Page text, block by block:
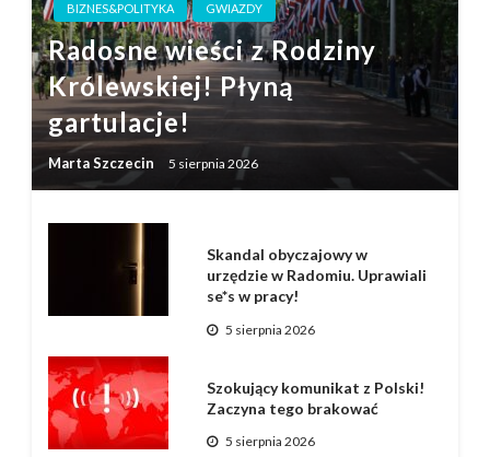
BIZNES&POLITYKA GWIAZDY
Radosne wieści z Rodziny
Królewskiej! Płyną
gartulacje!
Marta Szczecin 5 sierpnia 2026
Skandal obyczajowy w
urzędzie w Radomiu. Uprawiali
se*s w pracy!
5 sierpnia 2026
Szokujący komunikat z Polski!
Zaczyna tego brakować
5 sierpnia 2026